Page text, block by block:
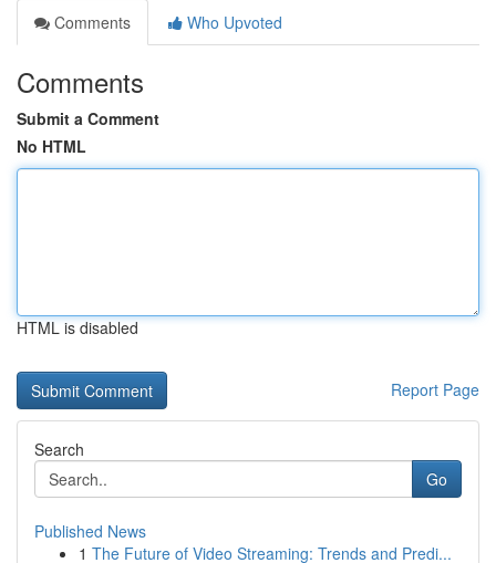
Comments
Who Upvoted
Comments
Submit a Comment
No HTML
HTML is disabled
Report Page
Search
Go
Published News
1 The Future of Video Streaming: Trends and Predi...